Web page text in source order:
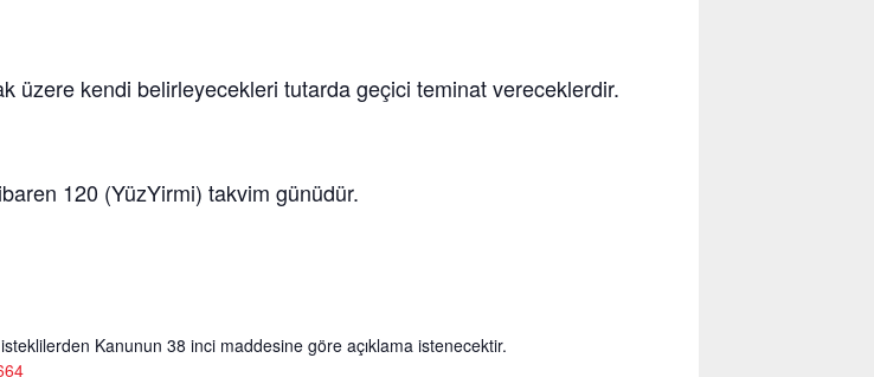
üzere kendi belirleyecekleri tutarda geçici teminat vereceklerdir.
120 (YüzYirmi) takvim günüdür.
Kanunun 38 inci maddesine göre açıklama istenecektir.